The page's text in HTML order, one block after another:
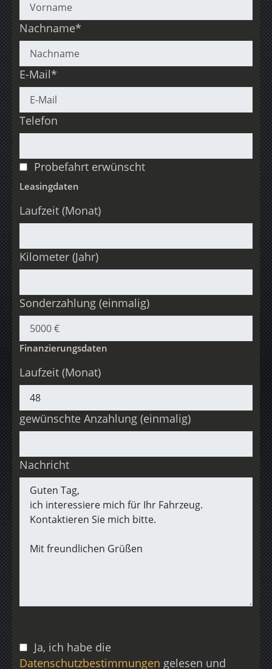
Nachname*
E-Mail*
Telefon
Probefahrt erwünscht
Leasingdaten
Laufzeit (Monat)
Kilometer (Jahr)
Sonderzahlung (einmalig)
Finanzierungsdaten
Laufzeit (Monat)
gewünschte Anzahlung (einmalig)
Nachricht
Ja, ich habe die
Datenschutzbestimmungen gelesen und